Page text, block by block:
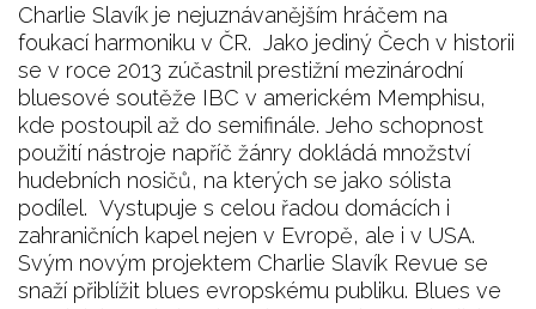
Charlie Slavík je nejuznávanějším hráčem na
foukací harmoniku v ČR. Jako jediný Čech v historii
se v roce 2013 zúčastnil prestižní mezinárodní
bluesové soutěže IBC v americkém Memphisu,
kde postoupil až do semifinále. Jeho schopnost
použití nástroje napříč žánry dokládá množství
hudebních nosičů, na kterých se jako sólista
podílel. Vystupuje s celou řadou domácích i
zahraničních kapel nejen v Evropě, ale i v USA.
Svým novým projektem Charlie Slavík Revue se
snaží přiblížit blues evropskému publiku. Blues ve